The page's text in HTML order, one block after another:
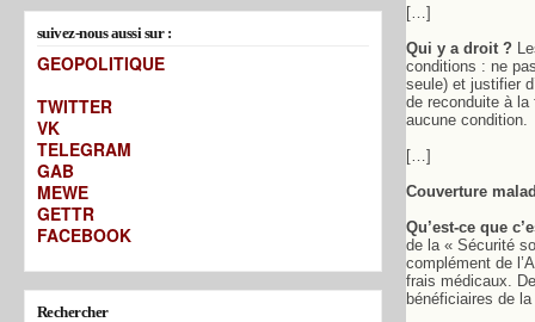
suivez-nous aussi sur :
GEOPOLITIQUE
TWITTER
VK
TELEGRAM
GAB
MEWE
GETTR
FACEBOOK
Rechercher
[…]
Qui y a droit ?
conditions : ne
seule) et justifier
de reconduite à la
aucune condition.
[…]
Couverture
Qu’est-ce que
de la « Sécurité
complément de
frais médicaux.
bénéficiaires de